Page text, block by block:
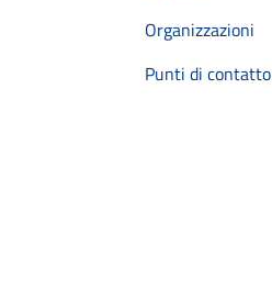
Organizzazioni
Punti di contatto